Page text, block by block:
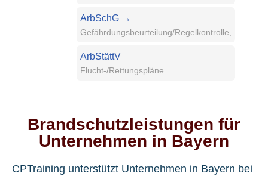
ArbSchG →
Gefährdungsbeurteilung/Regelkontrolle,
ArbStättV
Flucht-/Rettungspläne
Brandschutzleistungen für
Unternehmen in Bayern
CPTraining unterstützt Unternehmen in Bayern bei